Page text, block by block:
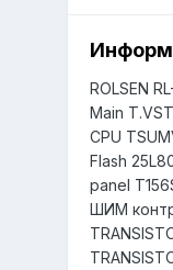
ROLSEN
Main
CPU
Flash
panel
ШИМ